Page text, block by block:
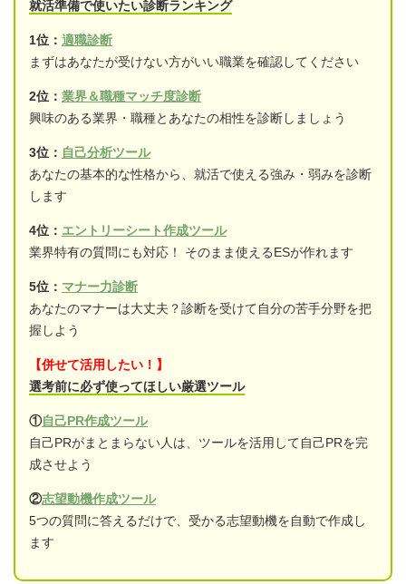
就活準備で使いたい診断ランキング
1位： 適職診断
まずはあなたが受けない方がいい職業を確認してください
2位： 業界＆職種マッチ度診断
興味のある業界・職種とあなたの相性を診断しましょう
3位： 自己分析ツール
あなたの基本的な性格から、就活で使える強み・弱みを診断
します
4位： エントリーシート作成ツール
業界特有の質問にも対応！ そのまま使えるESが作れます
5位： マナー力診断
あなたのマナーは大丈夫？診断を受けて自分の苦手分野を把
握しよう
【併せて活用したい！】
選考前に必ず使ってほしい厳選ツール
①自己PR作成ツール
自己PRがまとまらない人は、ツールを活用して自己PRを完
成させよう
②志望動機作成ツール
5つの質問に答えるだけで、受かる志望動機を自動で作成し
ます